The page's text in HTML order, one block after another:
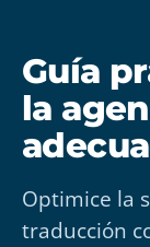
Guía
la
Optimice la
traducción